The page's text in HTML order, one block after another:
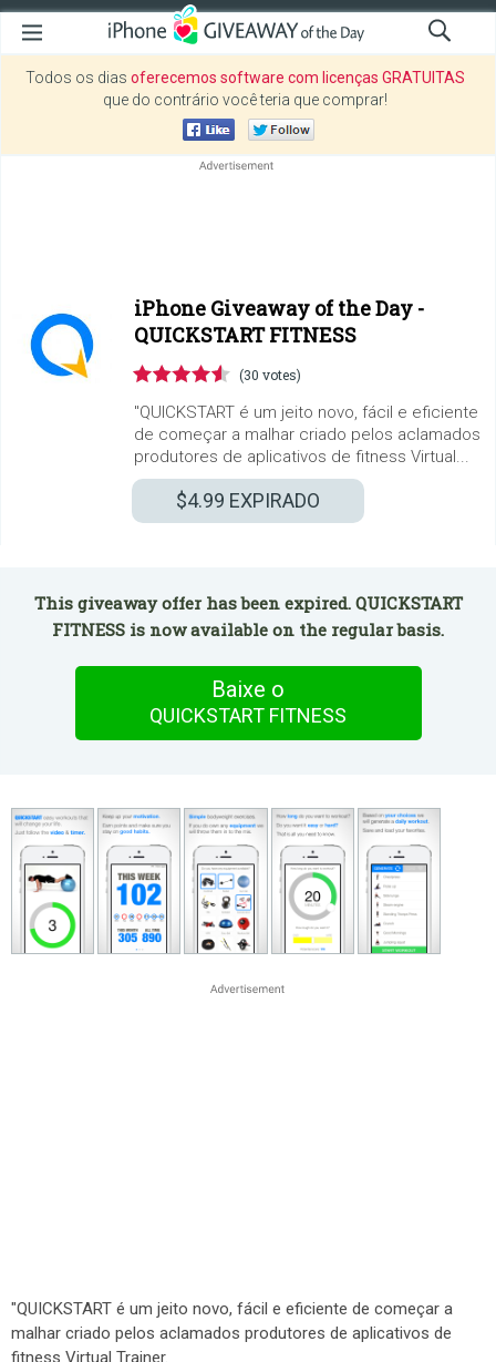
Todos os dias oferecemos software com licenças GRATUITAS
que do contrário você teria que comprar!
iPhone Giveaway of the Day -
QUICKSTART FITNESS
(30 votes)
"QUICKSTART é um jeito novo, fácil e eficiente
de começar a malhar criado pelos aclamados
produtores de aplicativos de fitness Virtual...
$4.99 EXPIRADO
This giveaway offer has been expired. QUICKSTART
FITNESS is now available on the regular basis.
Baixe o
QUICKSTART FITNESS
"QUICKSTART é um jeito novo, fácil e eficiente de começar a
malhar criado pelos aclamados produtores de aplicativos de
fitness Virtual Trainer.